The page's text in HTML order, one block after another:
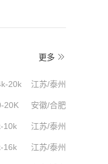
更多 
20k 江苏/泰州
20K 安徽/合肥
10k 江苏/泰州
16k 江苏/泰州